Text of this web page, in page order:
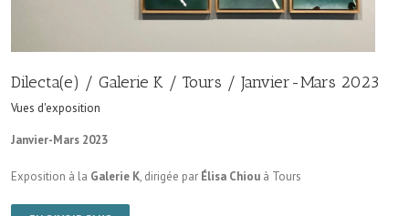
Dilecta(e) / Galerie K / Tours / Janvier-Mars 2023
Vues d'exposition
Janvier-Mars 2023
Exposition à la Galerie K, dirigée par Élisa Chiou à Tours